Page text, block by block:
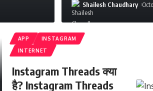
Shailesh Chaudhary
APP
INSTAGRAM
INTERNET
Instagram Threads क्या
है? Instagram Threads